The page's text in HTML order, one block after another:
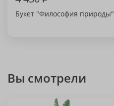
Букет "Философия природы"
Вы смотрели